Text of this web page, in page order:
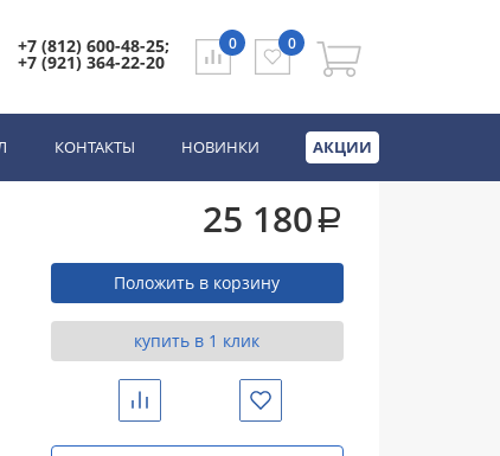
+7 (812) 600-48-25;
+7 (921) 364-22-20
0 0
КОНТАКТЫ НОВИНКИ АКЦИИ
25 180a
Положить в корзину
купить в 1 клик
Сравнить Избранное